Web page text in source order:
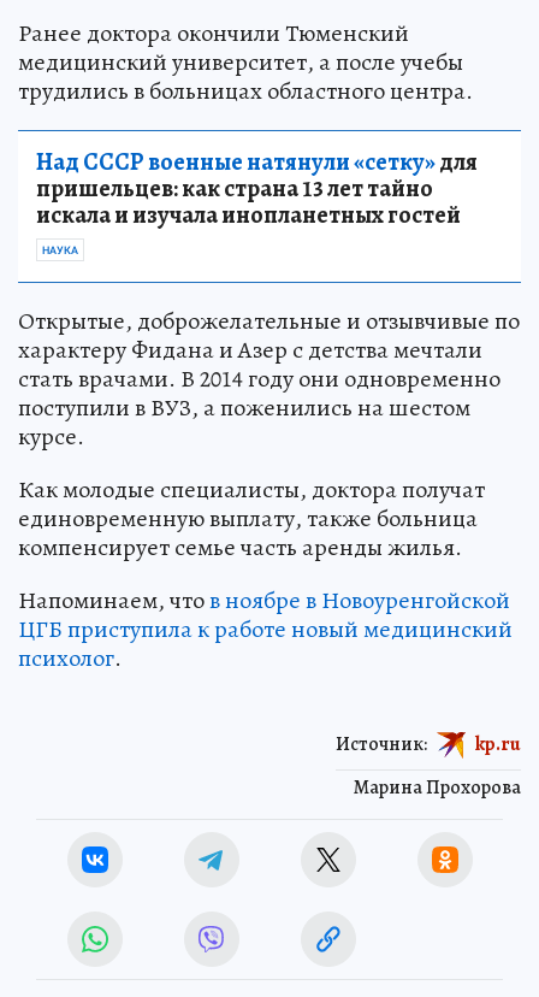
Ранее доктора окончили Тюменский
медицинский университет, а после учебы
трудились в больницах областного центра.
Над СССР военные натянули «сетку»для
пришельцев: как страна 13 лет тайно
искала и изучала инопланетных гостей
НАУКА
Открытые, доброжелательные и отзывчивые по
характеру Фидана и Азер с детства мечтали
стать врачами. В 2014 году они одновременно
поступили в ВУЗ, а поженились на шестом
курсе.
Как молодые специалисты, доктора получат
единовременную выплату, также больница
компенсирует семье часть аренды жилья.
Напоминаем, чтов ноябре в Новоуренгойской
ЦГБ приступила к работе новый медицинский
психолог.
Марина Прохорова
Источник: kp.ru